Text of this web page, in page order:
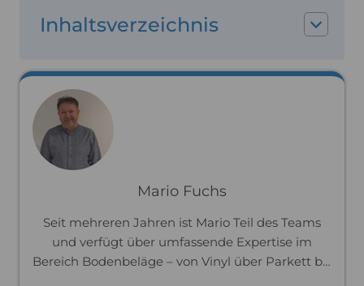
Inhaltsverzeichnis
Mario Fuchs
Seit mehreren Jahren ist Mario Teil des Teams
und verfügt über umfassende Expertise im
Bereich Bodenbeläge – von Vinyl über Parkett bis